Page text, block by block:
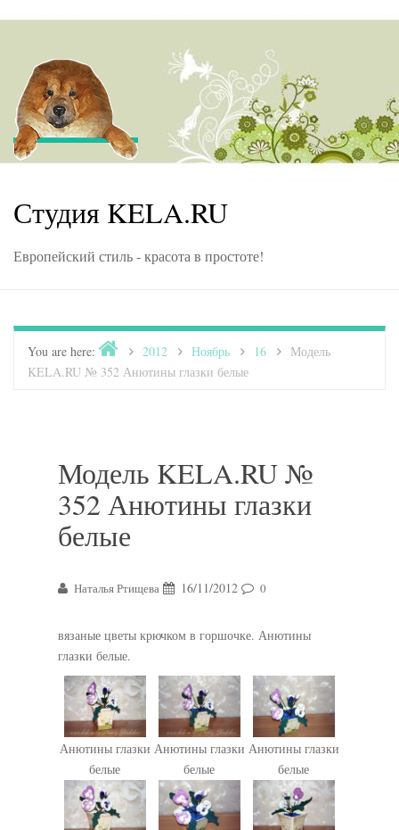
Студия KELA.RU
Европейский стиль - красота в простоте!
You are here: Home2012 Ноябрь 16
Модель
KELA.RU № 352 Анютины глазки белые
Модель KELA.RU №
352 Анютины глазки
белые
Наталья Ртищева 16/11/2012 0
вязаные цветы крючком в горшочке. Анютины
глазки белые.
Анютины глазки
белые
Анютины глазки
белые
Анютины глазки
белые